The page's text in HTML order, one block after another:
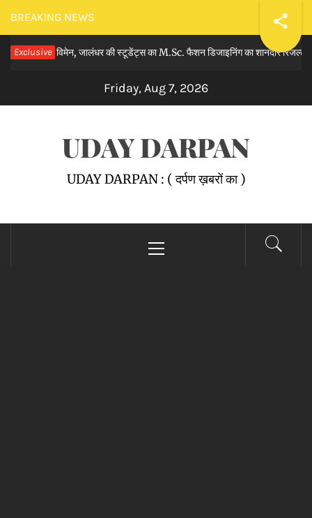
Skip
to
content
BREAKING NEWS
Exclusive
विमेन, जालंधर की स्टूडेंट्स का M.Sc. फैशन डिजाइनिंग का शानदार रिजल्ट घोषित
Friday, Aug 7, 2026
UDAY DARPAN
UDAY DARPAN : ( दर्पण ख़बरों का )
Menu